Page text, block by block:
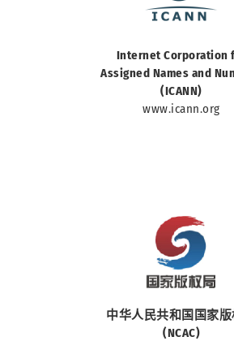
Internet Corporation
Assigned Names and
(ICANN)
www.icann.org
中华人民共和国国家
(NCAC)